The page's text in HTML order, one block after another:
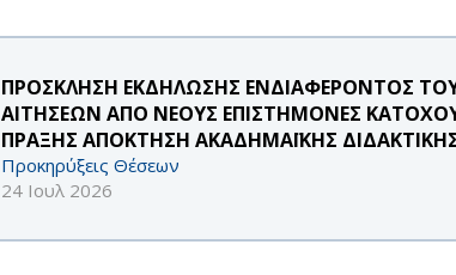
ΠΡΟΣΚΛΗΣΗ ΕΚΔΗΛΩΣΗΣ ΕΝΔΙΑΦΕΡΟΝΤΟΣ
ΑΙΤΗΣΕΩΝ ΑΠΟ ΝΕΟΥΣ ΕΠΙΣΤΗΜΟΝΕΣ
ΠΡΑΞΗΣ ΑΠΟΚΤΗΣΗ ΑΚΑΔΗΜΑΪΚΗΣ
Προκηρύξεις Θέσεων
24 Ιουλ 2026